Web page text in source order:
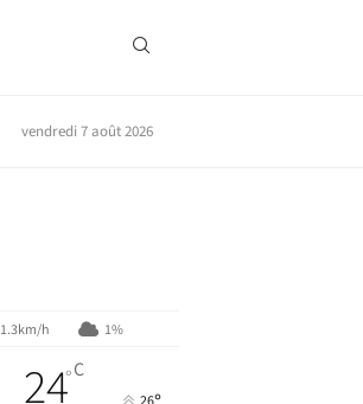
vendredi 7 août 2026
1.3km/h 1%
24°C